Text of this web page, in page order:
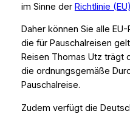
im Sinne der Richtlinie
Daher können Sie alle
die für Pauschalreisen
Reisen Thomas Utz trägt
die ordnungsgemäße
Pauschalreise.
Zudem verfügt die